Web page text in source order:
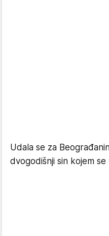
Udala se za
dvogodišnji sin kojem